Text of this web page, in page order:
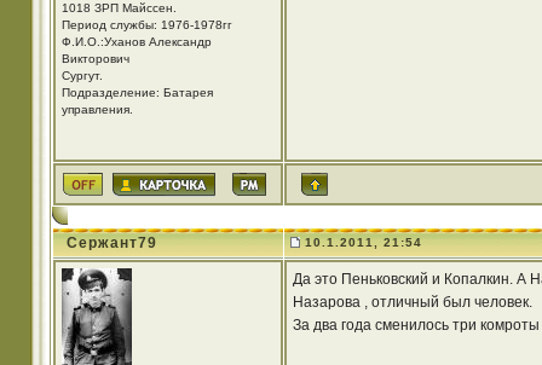
1018 ЗРП Майссен.
Период службы: 1976-1978гг
Ф.И.О.:Уханов Александр
Викторович
Cургут.
Подразделение: Батарея
управления.
Сержант79 10.1.2011, 21:54
Да это Пеньковский и Копалкин. А
Назарова , отличный был человек.
За два года сменилось три